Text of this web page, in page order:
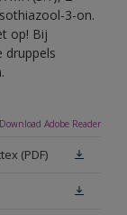
3-on.
op! Bij
druppels
Download Adobe Reader
(PDF)